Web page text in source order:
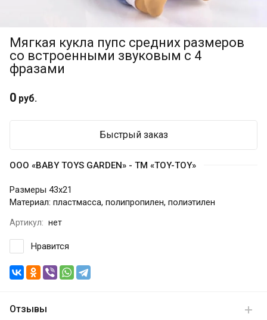
Мягкая кукла пупс средних размеров
со встроенными звуковым с 4
фразами
0 руб.
Быстрый заказ
ООО «BABY TOYS GARDEN» - ТМ «TOY-TOY»
Размеры 43х21
Материал: пластмасса, полипропилен, полиэтилен
Артикул: нет
Нравится
Отзывы